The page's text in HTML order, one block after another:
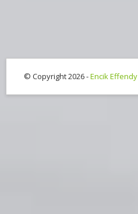
© Copyright 2026 -Encik Effendy